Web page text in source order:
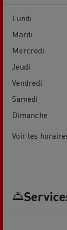
Lundi
Mardi
Mercredi
Jeudi
Vendredi
Samedi
Dimanche
Voir les